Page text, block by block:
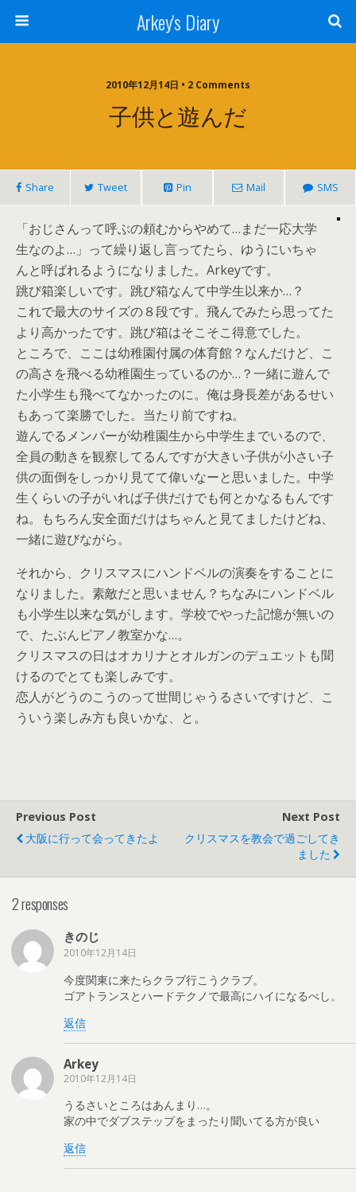
Arkey's Diary
2010年12月14日 • 2 Comments
子供と遊んだ
Share Tweet Pin Mail SMS
「おじさんって呼ぶの頼むからやめて…まだ一応大学
生なのよ…」って繰り返し言ってたら、ゆうにいちゃ
んと呼ばれるようになりました。Arkeyです。
跳び箱楽しいです。跳び箱なんて中学生以来か…？
これで最大のサイズの８段です。飛んでみたら思ってた
より高かったです。跳び箱はそこそこ得意でした。
ところで、ここは幼稚園付属の体育館？なんだけど、こ
の高さを飛べる幼稚園生っているのか…？一緒に遊んで
た小学生も飛べてなかったのに。俺は身長差があるせい
もあって楽勝でした。当たり前ですね。
遊んでるメンバーが幼稚園生から中学生までいるので、
全員の動きを観察してるんですが大きい子供が小さい子
供の面倒をしっかり見てて偉いなーと思いました。中学
生くらいの子がいれば子供だけでも何とかなるもんです
ね。もちろん安全面だけはちゃんと見てましたけどね、
一緒に遊びながら。
それから、クリスマスにハンドベルの演奏をすることに
なりました。素敵だと思いません？ちなみにハンドベル
も小学生以来な気がします。学校でやった記憶が無いの
で、たぶんピアノ教室かな…。
クリスマスの日はオカリナとオルガンのデュエットも聞
けるのでとても楽しみです。
恋人がどうのこうのって世間じゃうるさいですけど、こ
ういう楽しみ方も良いかな、と。
Previous Post
大阪に行って会ってきたよ
Next Post
クリスマスを教会で過ごしてき
ました
2 responses
きのじ
2010年12月14日
今度関東に来たらクラブ行こうクラブ。
ゴアトランスとハードテクノで最高にハイになるべし。
返信
Arkey
2010年12月14日
うるさいところはあんまり…。
家の中でダブステップをまったり聞いてる方が良い
返信